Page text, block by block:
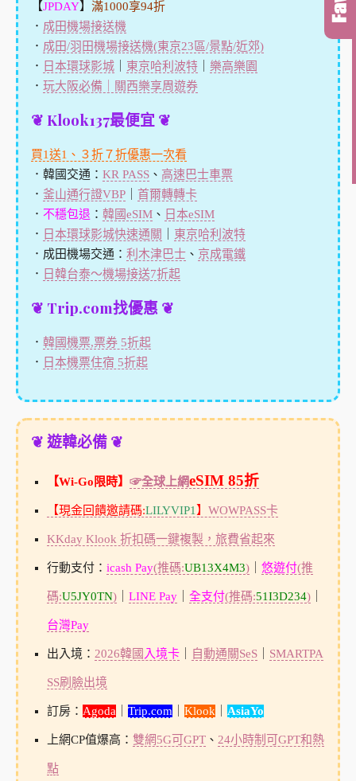
【JPDAY】 滿1000享94折
． 成田機場接送機
． 成田/羽田機場接送機(東京23區/景點/近郊)
． 日本環球影城｜ 東京哈利波特｜ 樂高樂園
． 玩大阪必備｜關西樂享周遊券
❦ Klook137最便宜 ❦
買1送1、３折７折優惠一次看
．韓國交通： KR PASS、 高速巴士車票
． 釜山通行證VBP｜ 首爾轉轉卡
． 不穩包退 ： 韓國eSIM、 日本eSIM
． 日本環球影城快速通關
東京哈利波特
．成田機場交通： 利木津巴士、 京成電鐵
． 日韓台泰～機場接送7折起
❦ Trip.com找優惠 ❦
． 韓國機票,票券 5折起
． 日本機票住宿 5折起
❦ 遊韓必備 ❦
【Wi-Go限時】 ☞全球上網eSIM 85折
【現金回饋邀請碼:LILYVIP1 】 WOWPASS卡
KKday Klook 折扣碼一鍵複製，旅費省起來
行動支付： icash Pay(推碼:UB13X4M3)｜ 悠遊付(推
碼:U5JY0TN)｜ LINE Pay｜ 全支付(推碼:51I3D234)｜
台灣Pay
出入境： 2026韓國 入境卡｜ 自動通關SeS｜ SMARTPA
SS刷臉出境
訂房： Agoda Trip.com Klook AsiaYo
上網CP值爆高： 雙網5G可GPT、 24小時制可GPT和熱
點